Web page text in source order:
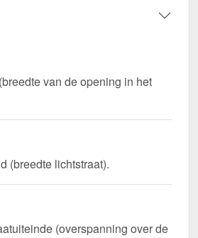
van de opening in het
(breedte lichtstraat).
(overspanning over de